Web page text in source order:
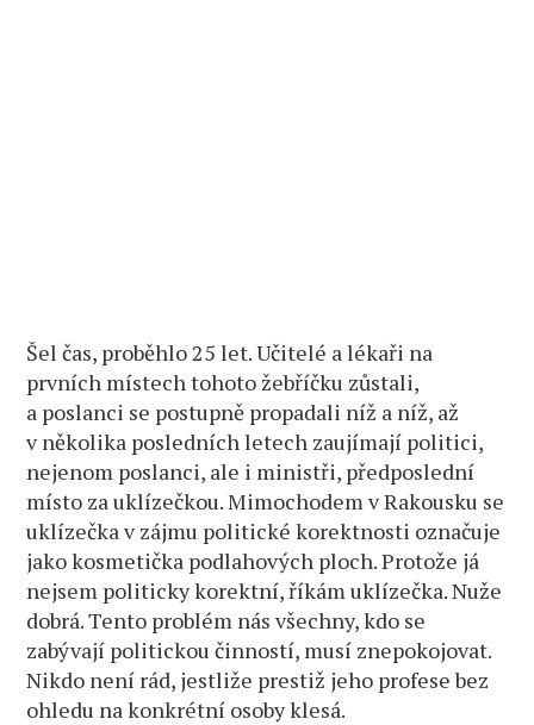
Šel čas, proběhlo 25 let. Učitelé a lékaři na
prvních místech tohoto žebříčku zůstali,
a poslanci se postupně propadali níž a níž, až
v několika posledních letech zaujímají politici,
nejenom poslanci, ale i ministři, předposlední
místo za uklízečkou. Mimochodem v Rakousku se
uklízečka v zájmu politické korektnosti označuje
jako kosmetička podlahových ploch. Protože já
nejsem politicky korektní, říkám uklízečka. Nuže
dobrá. Tento problém nás všechny, kdo se
zabývají politickou činností, musí znepokojovat.
Nikdo není rád, jestliže prestiž jeho profese bez
ohledu na konkrétní osoby klesá.